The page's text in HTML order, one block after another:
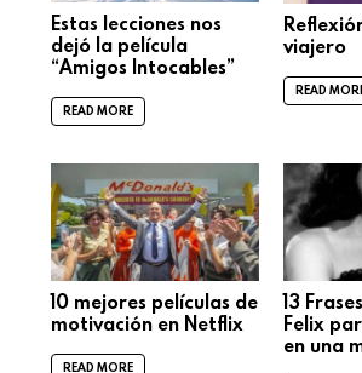
Estas lecciones nos
dejó la película
“Amigos Intocables”
READ MORE
viajero
READ
10 mejores películas de
motivación en Netflix
READ MORE
13
Felix
en una